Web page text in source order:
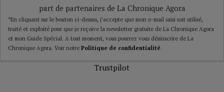
part de partenaires de La Chronique Agora
*En cliquant sur le bouton ci-dessus, j’accepte que mon e-mail saisi soit utilisé,
traité et exploité pour que je reçoive la newsletter gratuite de La Chronique Agora
et mon Guide Spécial. A tout moment, vous pourrez vous désinscrire de La
Chronique Agora. Voir notre Politique de confidentialité.
Trustpilot